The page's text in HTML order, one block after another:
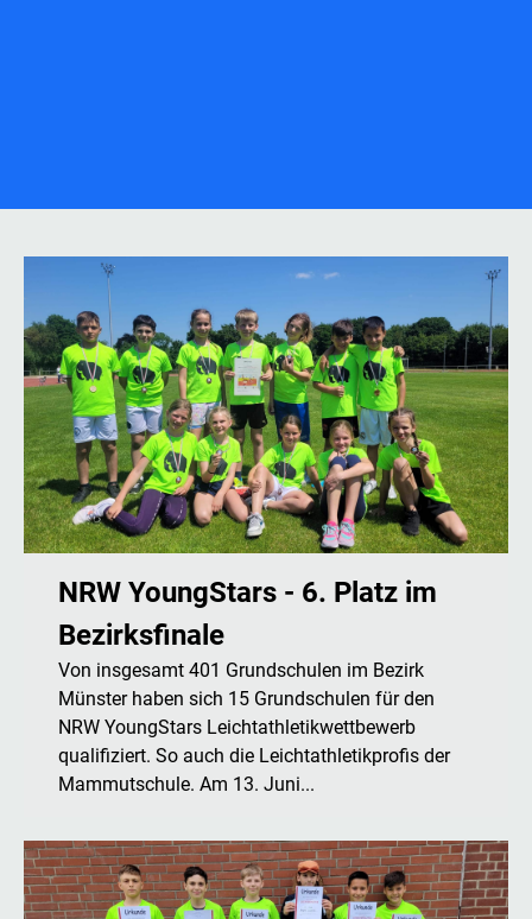
NRW YoungStars - 6. Platz im
Bezirksfinale
Von insgesamt 401 Grundschulen im Bezirk
Münster haben sich 15 Grundschulen für den
NRW YoungStars Leichtathletikwettbewerb
qualifiziert. So auch die Leichtathletikprofis der
Mammutschule. Am 13. Juni...